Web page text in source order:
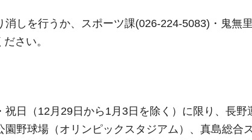
消しを行うか、スポーツ課(026-224-5083)・鬼無
さい。
日（12月29日から1月3日を除く）に限り、長野
野球場（オリンピックスタジアム）、真島総合